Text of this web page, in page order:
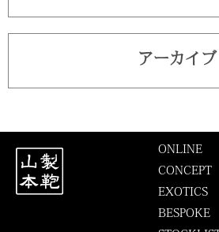
アーカイブ
ONLINE
CONCEPT
EXOTICS
BESPOKE